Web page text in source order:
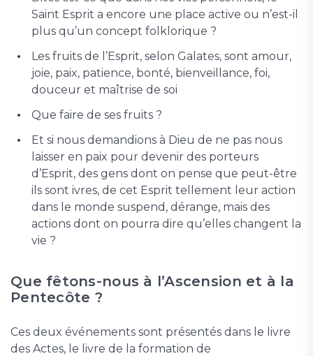
Saint Esprit a encore une place active ou n’est-il
plus qu’un concept folklorique ?
Les fruits de l’Esprit, selon Galates, sont amour,
joie, paix, patience, bonté, bienveillance, foi,
douceur et maîtrise de soi
Que faire de ses fruits ?
Et si nous demandions à Dieu de ne pas nous
laisser en paix pour devenir des porteurs
d’Esprit, des gens dont on pense que peut-être
ils sont ivres, de cet Esprit tellement leur action
dans le monde suspend, dérange, mais des
actions dont on pourra dire qu’elles changent la
vie ?
Que fêtons-nous à l’Ascension et à la
Pentecôte ?
Ces deux événements sont présentés dans le livre
des Actes, le livre de la formation de